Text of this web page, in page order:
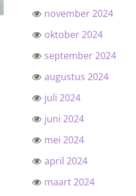
november 2024
oktober 2024
september 2024
augustus 2024
juli 2024
juni 2024
mei 2024
april 2024
maart 2024